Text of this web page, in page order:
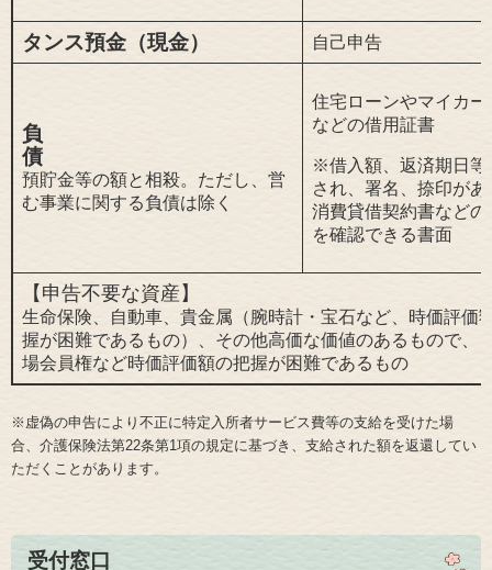
タンス預金（現金） 自己申告
負
債
預貯金等の額と相殺。ただし、営
む事業に関する負債は除く
住宅ローンやマイカー
などの借用証書
※借入額、返済期日等
され、署名、捺印が
消費貸借契約書などの
を確認できる書面
【申告不要な資産】
生命保険、自動車、貴金属（腕時計・宝石など、時価評価
握が困難であるもの）、その他高価な価値のあるもので、
場会員権など時価評価額の把握が困難であるもの
※虚偽の申告により不正に特定入所者サービス費等の支給を受けた場
合、介護保険法第22条第1項の規定に基づき、支給された額を返還してい
ただくことがあります。
受付窓口